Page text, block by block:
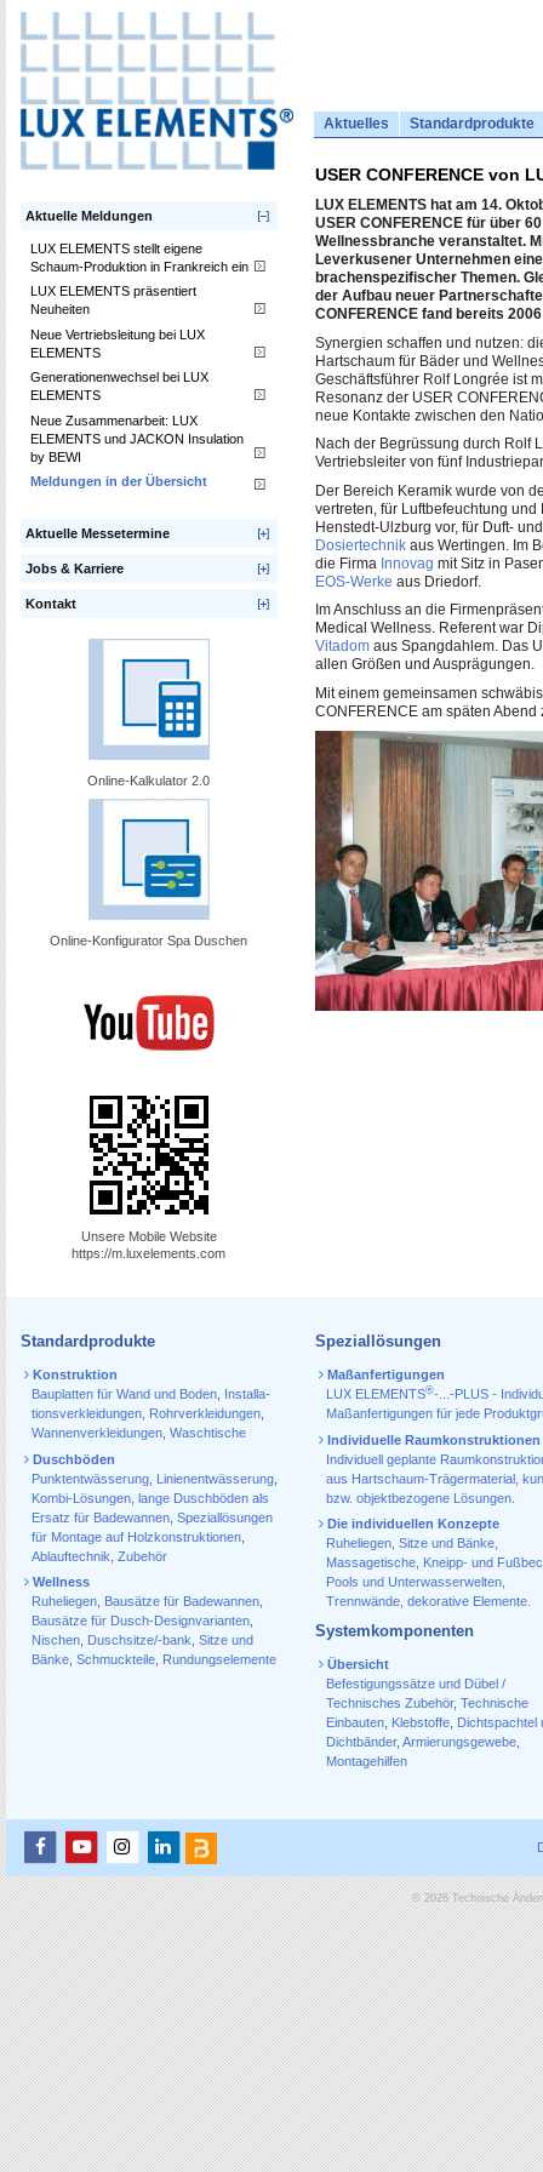
Aktuelles Standardprodukte
Aktuelle Meldungen
LUX ELEMENTS stellt eigene
Schaum-Produktion in Frankreich ein
LUX ELEMENTS präsentiert
Neuheiten
Neue Vertriebsleitung bei LUX
ELEMENTS
Generationenwechsel bei LUX
ELEMENTS
Neue Zusammenarbeit: LUX
ELEMENTS und JACKON Insulation
by BEWI
Meldungen in der Übersicht
Aktuelle Messetermine
Jobs & Karriere
Kontakt
Online-Kalkulator 2.0
Online-Konfigurator Spa Duschen
Unsere Mobile Website
https://m.luxelements.com
USER CONFERENCE von
LUX ELEMENTS hat am 14.
USER CONFERENCE für über
Wellnessbranche veranstaltet.
Leverkusener Unternehmen
brachenspezifischer Themen.
der Aufbau neuer
CONFERENCE fand bereits
Synergien schaffen und nutzen:
Hartschaum für Bäder und
Geschäftsführer Rolf Longrée ist
Resonanz der USER
neue Kontakte zwischen den
Nach der Begrüssung durch Rolf
Vertriebsleiter von fünf
Der Bereich Keramik wurde von
vertreten, für Luftbefeuchtung
Henstedt-Ulzburg vor, für Duft-
Dosiertechnikaus Wertingen. Im
die Firma Innovag mit Sitz in
EOS-Werke aus Driedorf.
Im Anschluss an die
Medical Wellness. Referent war
Vitadomaus Spangdahlem. Das
allen Größen und Ausprägungen.
Mit einem gemeinsamen
CONFERENCE am späten Abend
Standardprodukte
Konstruktion
Bauplatten für Wand und Boden Installa­
tions­verkleidungen Rohr­verkleidungen
Wannen­verkleidungen Waschtische
Duschböden
Punktentwässerung Linienentwässerung
Kombi-Lösungen lange Duschböden als
Ersatz für Badewannen Speziallösungen
für Montage auf Holzkonstruktionen
Ablauf­technik, Zubehör
Wellness
Ruheliegen
Bausätze für Badewannen
Bausätze für Dusch-Designvarianten
Nischen
Duschsitze/-bank Sitze und
Bänke Schmuckteile Rundungselemente
Speziallösungen
Maßanfertigungen
LUX ELEMENTS®-...-PLUS -
Maßanfertigungen für jede
Individuelle Raumkonstruktionen
Individuell geplante
aus Hartschaum-Trägermaterial,
bzw. objektbezogene Lösungen.
Die individuellen Konzepte
Ruheliegen, Sitze und Bänke,
Massagetische, Kneipp- und
Pools und Unterwasserwelten,
Trennwände, dekorative Elemente.
Systemkomponenten
Übersicht
Befestigungssätze und Dübel /
Technisches Zubehör, Technische
Einbauten, Klebstoffe,
Dichtspachtel
Dichtbänder, Armierungsgewebe,
Montagehilfen
© 2026 Technische